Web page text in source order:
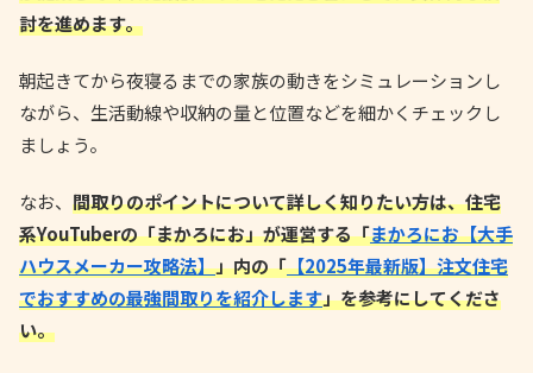
討を進めます。
朝起きてから夜寝るまでの家族の動きをシミュレーションし
ながら、生活動線や収納の量と位置などを細かくチェックし
ましょう。
なお、 間取りのポイントについて詳しく知りたい方は、住宅
系YouTuberの「まかろにお」が運営する「まかろにお【大手
ハウスメーカー攻略法】」内の「【2025年最新版】注文住宅
でおすすめの最強間取りを紹介します」を参考にしてくださ
い。